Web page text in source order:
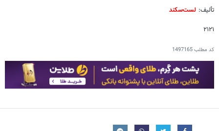
تألیف: لست‌سکند
۲۱۲۱
کد مطلب1497165